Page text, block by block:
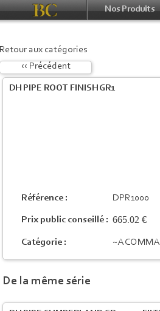
Nos Produits
Retour aux catégories
‹‹ Précédent
DH PIPE ROOT FINISH GR1
Référence : DPR1000
Prix public conseillé : 665.02 €
Catégorie : ~A
De la même série